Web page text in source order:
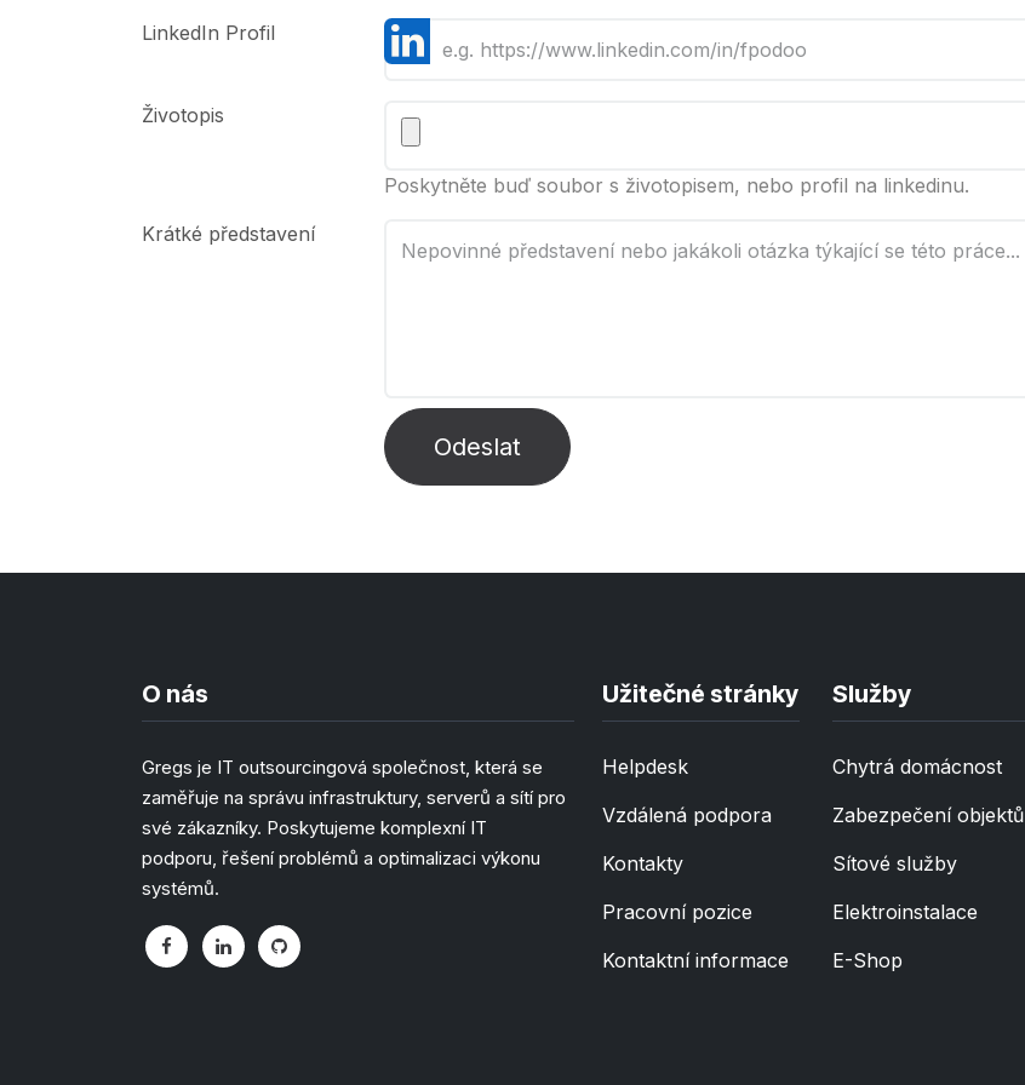
LinkedIn Profil
Životopis
Poskytněte buď soubor s životopisem, nebo profil na linkedinu.
Krátké představení
Odeslat
O nás
Gregs je IT outsourcingová společnost, která se
zaměřuje na správu infrastruktury, serverů a sítí pro
své zákazníky. Poskytujeme komplexní IT
podporu, řešení problémů a optimalizaci výkonu
systémů.
Užitečné stránky
Helpdesk
Vzdálená podpora
Kontakty
Pracovní pozice
Kontaktní informace
Služby
Chytrá domácnost
Zabezpečení objektů
Sítové služby
Elektroinstalace
E-Shop